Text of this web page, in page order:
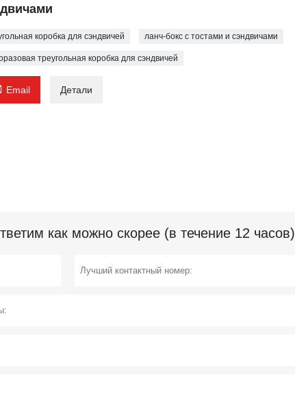
коробка для сэндвичей ланч-бокс с тостами и сэндвичами
треугольная коробка для сэндвичей
Email Детали
как можно скорее (в течение 12 часов)